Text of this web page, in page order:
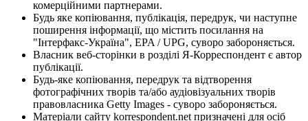
комерційними партнерами.
Будь яке копіювання, публікація, передрук, чи наступне
поширення інформації, що містить посилання на
"Інтерфакс-Україна", EPA / UPG, суворо забороняється.
Власник веб-сторінки в розділі Я-Корреспондент є автор
публікації.
Будь-яке копіювання, передрук та відтворення
фотографічних творів та/або аудіовізуальних творів
правовласника Getty Images - суворо забороняється.
Матеріали сайту korrespondent.net призначені для осіб